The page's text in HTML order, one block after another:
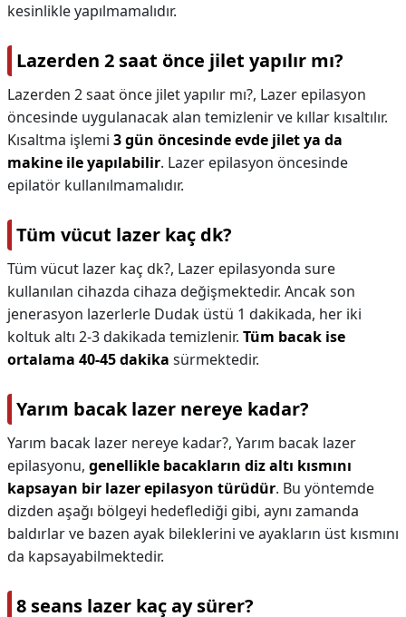
kesinlikle yapılmamalıdır.
Lazerden 2 saat önce jilet yapılır mı?
Lazerden 2 saat önce jilet yapılır mı?, Lazer epilasyon
öncesinde uygulanacak alan temizlenir ve kıllar kısaltılır.
Kısaltma işlemi 3 gün öncesinde evde jilet ya da
makine ile yapılabilir. Lazer epilasyon öncesinde
epilatör kullanılmamalıdır.
Tüm vücut lazer kaç dk?
Tüm vücut lazer kaç dk?, Lazer epilasyonda sure
kullanılan cihazda cihaza değişmektedir. Ancak son
jenerasyon lazerlerle Dudak üstü 1 dakikada, her iki
koltuk altı 2-3 dakikada temizlenir. Tüm bacak ise
ortalama 40-45 dakika sürmektedir.
Yarım bacak lazer nereye kadar?
Yarım bacak lazer nereye kadar?, Yarım bacak lazer
epilasyonu, genellikle bacakların diz altı kısmını
kapsayan bir lazer epilasyon türüdür. Bu yöntemde
dizden aşağı bölgeyi hedeflediği gibi, aynı zamanda
baldırlar ve bazen ayak bileklerini ve ayakların üst kısmını
da kapsayabilmektedir.
8 seans lazer kaç ay sürer?